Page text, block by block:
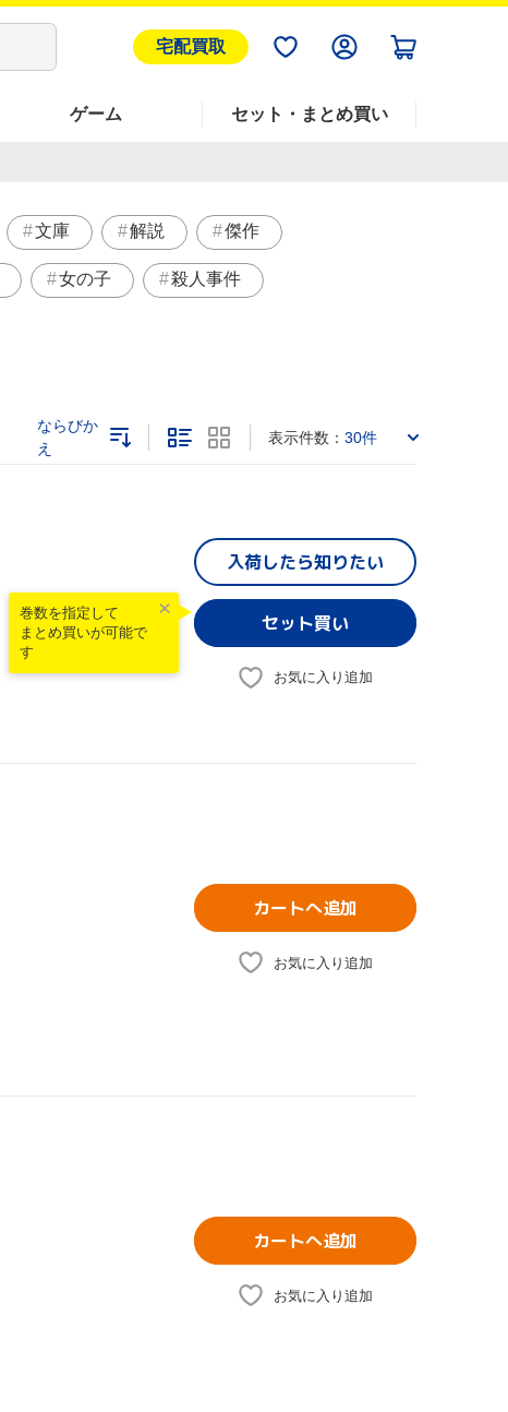
宅配買取
ゲーム セット・まとめ買い
文庫 解説 傑作
女の子 殺人事件
ならびか
え
表示件数： 30件
入荷したら知りたい
巻数を指定して
まとめ買いが可能で
す
お気に入り追加
カートへ追加
お気に入り追加
カートへ追加
お気に入り追加